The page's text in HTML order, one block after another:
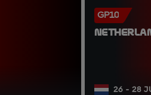
GP10
26 - 28